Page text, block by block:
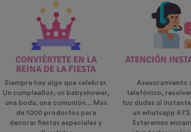
CONVIÉRTETE EN LA
REINA DE LA FIESTA
Siempre hay algo que celebrar.
Un cumpleaños, un babyshower,
una boda, una comunión... Más
de 1000 productos para
decorar fiestas especiales y
ATENCIÓN
Asesoramiento
telefónico,
tus dudas al
un whatsapp
Estaremos